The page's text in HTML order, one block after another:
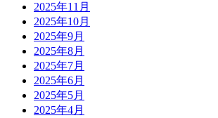
2025年11月
2025年10月
2025年9月
2025年8月
2025年7月
2025年6月
2025年5月
2025年4月